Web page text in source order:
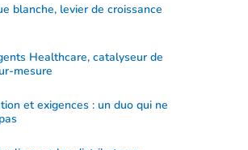
blanche, levier de croissance
Healthcare, catalyseur de
mesure
et exigences : un duo qui ne